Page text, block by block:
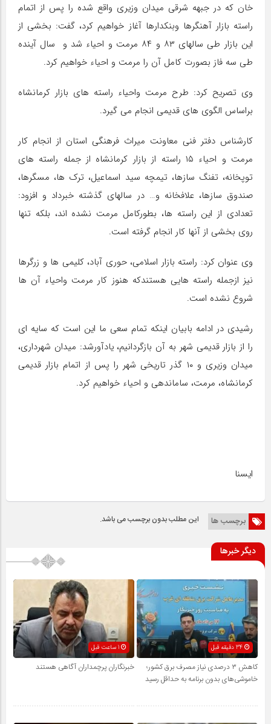
خان که در جبهه شرقی میدان وزیری واقع شده را پس از اتمام
راسته بازار آهنگرها وبنکدارها آغاز خواهیم کرد، گفت: بخشی از
این بازار طی سالهای ۸۳ و ۸۴ مرمت و احیاء شد و سال آینده
طی سه فاز بصورت کامل آن را مرمت و احیاء خواهیم کرد.
وی تصریح کرد: طرح مرمت واحیاء راسته های بازار کرمانشاه
براساس الگوی های قدیمی انجام می گیرد.
کارشناس دفتر فنی معاونت میراث فرهنگی استان از انجام کار
مرمت و احیاء ۱۵ راسته از بازار کرمانشاه از جمله راسته های
توپخانه، تفنگ سازها، تیمچه سید اسماعیل، ترک ها، مسگرها،
صندوق سازها، علافخانه و… در سالهای گذشته خبرداد و افزود:
تعدادی از این راسته ها، بطورکامل مرمت نشده اند، بلکه تنها
روی بخشی از آنها کار انجام گرفته است.
وی عنوان کرد: راسته بازار اسلامی، حوری آباد، کلیمی ها و زرگرها
نیز ازجمله راسته هایی هستندکه هنوز کار مرمت واحیاء آن ها
شروع نشده است.
رشیدی در ادامه بابیان اینکه تمام سعی ما این است که سایه ای
را از بازار قدیمی شهر به آن بازگردانیم، یادآورشد: میدان شهرداری،
میدان وزیری و ۱۰ گذر تاریخی شهر را پس از اتمام بازار قدیمی
کرمانشاه، مرمت، ساماندهی و احیاء خواهیم کرد.
ایسنا
برچسب ها این مطلب بدون برچسب می باشد.
دیگر خبرها
34 دقیقه قبل
کاهش ۳ درصدی نیاز مصرف برق کشور؛
خاموشی‌های بدون برنامه به حداقل رسید
خبرنگاران پرچمداران آگاهی هستند